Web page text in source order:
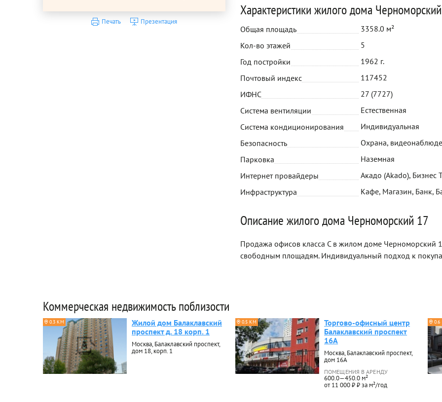
Печать Презентация
Характеристики жилого дома
Общая площадь
3358.0 м²
Кол-во этажей
5
Год постройки
1962 г.
Почтовый индекс
117452
ИФНС
27 (7727)
Система вентиляции
Естественная
Система кондиционирования
Индивидуальная
Безопасность
Охрана,
Парковка
Наземная
Интернет провайдеры
Акадо (Akado), Бизнес
Инфраструктура
Кафе, Магазин, Банк,
Описание жилого дома Черноморский 17
Продажа офисов класса C в жилом доме Черноморский
свободным площадям. Индивидуальный подход к
Коммерческая недвижимость поблизости
0.3 КМ
Жилой дом Балаклавский
проспект д. 18 корп. 1
Москва, Балаклавский проспект,
дом 18, корп. 1
0.5 КМ
Торгово-офисный центр
Балаклавский проспект
16А
Москва, Балаклавский проспект,
дом 16А
ПОМЕЩЕНИЯ В АРЕНДУ
600.0—450.0 м²
от 11 000 ₽ ₽ за м²/год